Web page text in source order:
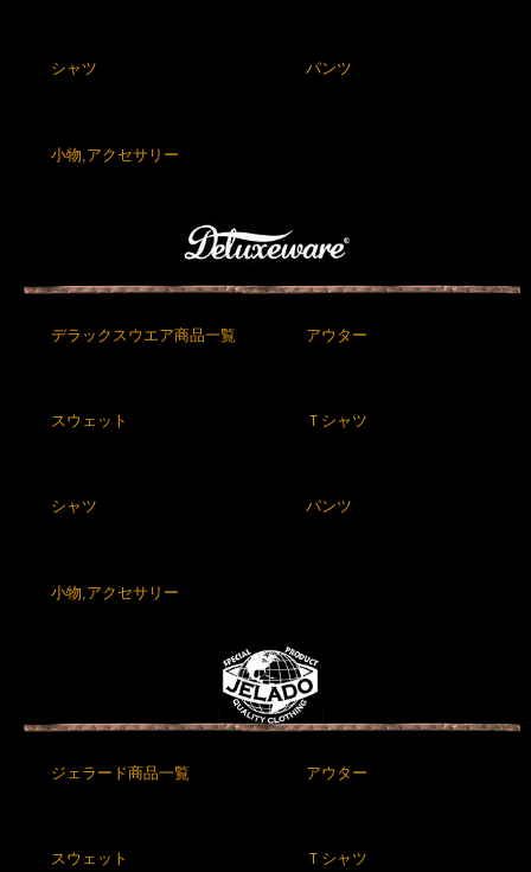
シャツ パンツ
小物,アクセサリー
デラックスウエア商品一覧 アウター
スウェット Ｔシャツ
シャツ パンツ
小物,アクセサリー
ジェラード商品一覧 アウター
スウェット Ｔシャツ